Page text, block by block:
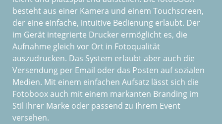
besteht aus einer Kamera und einem Touchscreen,
der eine einfache, intuitive Bedienung erlaubt. Der
im Gerät integrierte Drucker ermöglicht es, die
Aufnahme gleich vor Ort in Fotoqualität
auszudrucken. Das System erlaubt aber auch die
Versendung per Email oder das Posten auf sozialen
Medien. Mit einem einfachen Aufsatz lässt sich die
Fotoboox auch mit einem markanten Branding im
Stil Ihrer Marke oder passend zu Ihrem Event
versehen.